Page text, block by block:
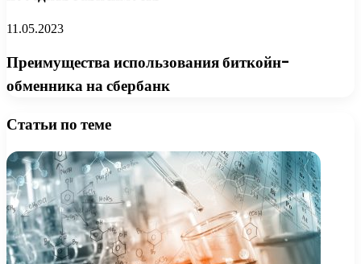
11.05.2023
Преимущества использования биткойн-
обменника на сбербанк
Статьи по теме